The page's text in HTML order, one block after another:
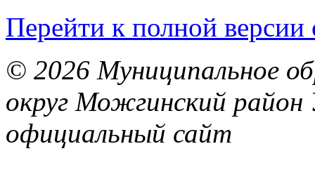
Перейти к полной версии
© 2026 Муниципальное
округ Можгинский район
официальный сайт